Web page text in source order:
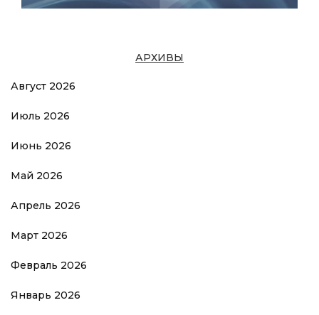
АРХИВЫ
Август 2026
Июль 2026
Июнь 2026
Май 2026
Апрель 2026
Март 2026
Февраль 2026
Январь 2026